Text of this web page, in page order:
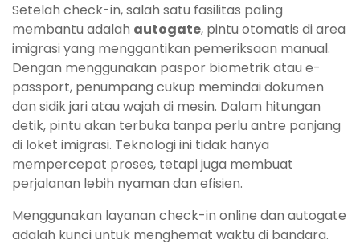
Setelah check-in, salah satu fasilitas paling
membantu adalah autogate, pintu otomatis di area
imigrasi yang menggantikan pemeriksaan manual.
Dengan menggunakan paspor biometrik atau e-
passport, penumpang cukup memindai dokumen
dan sidik jari atau wajah di mesin. Dalam hitungan
detik, pintu akan terbuka tanpa perlu antre panjang
di loket imigrasi. Teknologi ini tidak hanya
mempercepat proses, tetapi juga membuat
perjalanan lebih nyaman dan efisien.
Menggunakan layanan check-in online dan autogate
adalah kunci untuk menghemat waktu di bandara.